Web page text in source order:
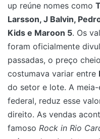
up reúne nomes como
Larsson, J Balvin,
Kids e Maroon 5. Os
foram oficialmente
passadas, o preço
costumava variar entre
do setor e lote. A
federal, reduz esse
direito. As vendas
famoso Rock in Rio